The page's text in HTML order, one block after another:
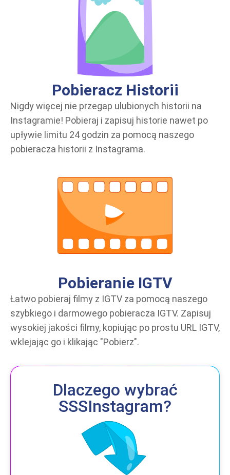
Pobieracz Historii
Nigdy więcej nie przegap ulubionych historii na
Instagramie! Pobieraj i zapisuj historie nawet po
upływie limitu 24 godzin za pomocą naszego
pobieracza historii z Instagrama.
Pobieranie IGTV
Łatwo pobieraj filmy z IGTV za pomocą naszego
szybkiego i darmowego pobieracza IGTV. Zapisuj
wysokiej jakości filmy, kopiując po prostu URL IGTV,
wklejając go i klikając "Pobierz".
Dlaczego wybrać
SSSInstagram?